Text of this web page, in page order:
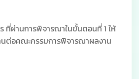
ที่ผ่านการพิจารณาในขั้นตอนที่ 1 ให้
นต่อคณะกรรมการพิจารณาผลงาน